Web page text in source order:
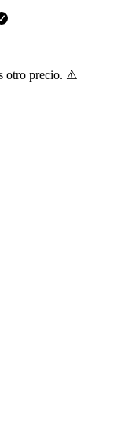
otro precio. ⚠️